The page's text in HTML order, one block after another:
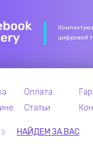
цифровой
Оплата
Статьи
НАЙДЕМ ЗА ВАС